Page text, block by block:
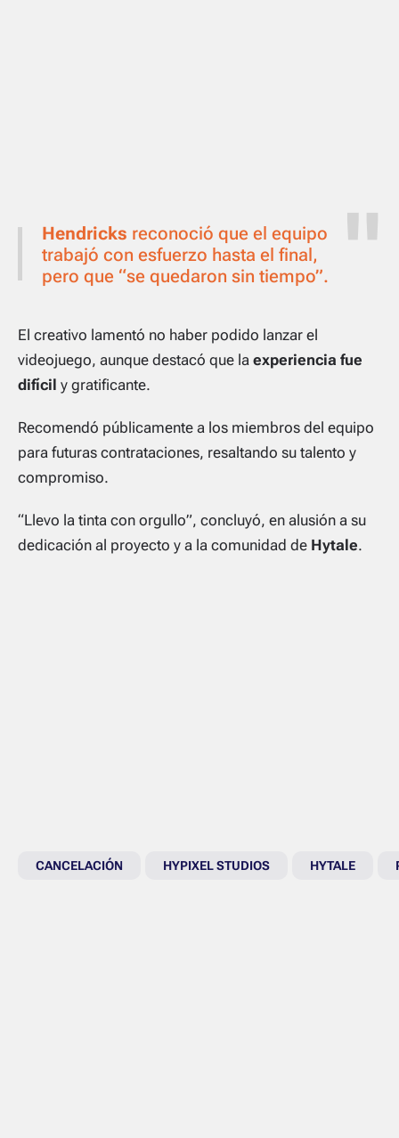
Hendricks reconoció que el equipo
trabajó con esfuerzo hasta el final,
pero que “se quedaron sin tiempo”.
El creativo lamentó no haber podido lanzar el
videojuego, aunque destacó que la experiencia fue
difícil y gratificante.
Recomendó públicamente a los miembros del equipo
para futuras contrataciones, resaltando su talento y
compromiso.
“Llevo la tinta con orgullo”, concluyó, en alusión a su
dedicación al proyecto y a la comunidad de Hytale.
CANCELACIÓN HYPIXEL STUDIOS HYTALE